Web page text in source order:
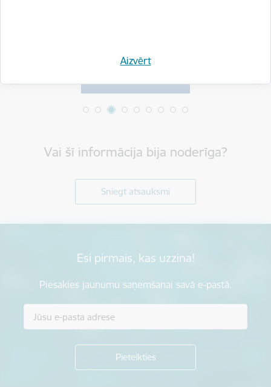
Aizvērt
Vai šī informācija bija noderīga?
Sniegt atsauksmi
Esi pirmais, kas uzzina!
Piesakies jaunumu saņemšanai savā e-pastā.